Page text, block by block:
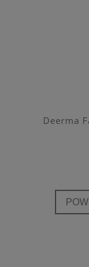
Deerma